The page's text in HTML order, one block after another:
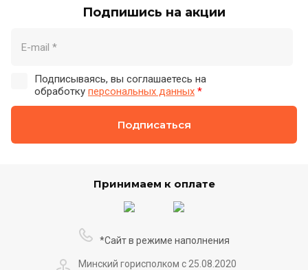
Подпишись на акции
Подписываясь, вы соглашаетесь на
обработку персональных данных *
Подписаться
Принимаем к оплате
*Сайт в режиме наполнения
Минский горисполком с 25.08.2020